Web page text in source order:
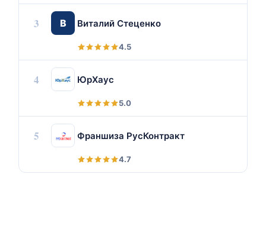
3 В Виталий Стеценко
4.5
4 ЮрХаус
5.0
5 Франшиза РусКонтракт
4.7